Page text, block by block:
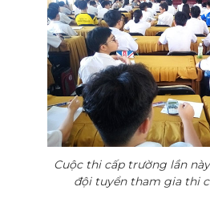
Cuộc thi cấp trường lần
đội tuyển tham gia thi